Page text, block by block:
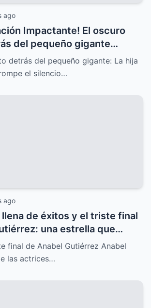
ago
Impactante! El oscuro
del pequeño gigante
a la luz cuando su hija
y deja al mundo en shock
detrás del pequeño gigante: La hija
el silencio…
ago
llena de éxitos y el triste final
una estrella que
y la televisión mexicana
estuvo marcado por el
final de Anabel Gutiérrez Anabel
las actrices…